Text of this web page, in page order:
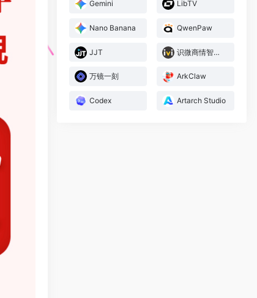
Gemini LibTV
Nano Banana QwenPaw
JJT 识微商情智能体
万镜一刻 ArkClaw
Codex Artarch Studio